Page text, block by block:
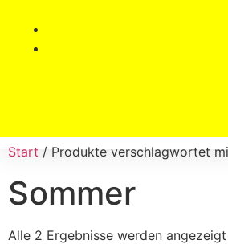
Start / Produkte verschlagwortet
Sommer
Alle 2 Ergebnisse werden angezeigt